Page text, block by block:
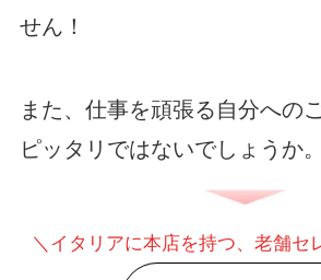
せん！
また、仕事を頑張る自分への
ピッタリではないでしょうか。
＼イタリアに本店を持つ、老舗セ